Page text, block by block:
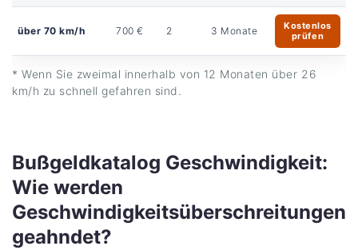
über 70 km/h 700 € 2 3 Monate
Kostenlos
prüfen
* Wenn Sie zweimal innerhalb von 12 Monaten über 26
km/h zu schnell gefahren sind.
Bußgeldkatalog Geschwindigkeit:
Wie werden
Geschwindigkeitsüberschreitungen
geahndet?